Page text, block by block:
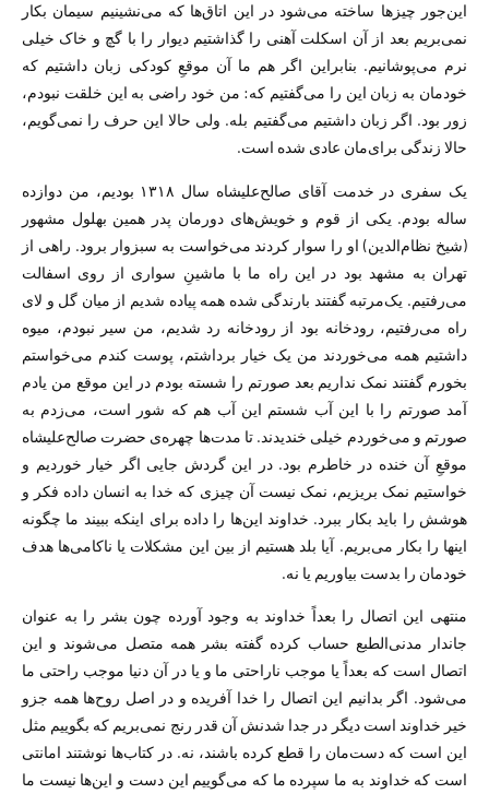
این‌‌جور چیزها ساخته می‌شود در این اتاق‌ها که می‌نشینیم سیمان بکار
نمی‌بریم بعد از آن اسکلت آهنی را گذاشتیم دیوار را با گچ و خاک خیلی
نرم می‌پوشانیم. بنابراین اگر هم ما آن موقعِ کودکی زبان داشتیم که
خودمان به زبان این را می‌گفتیم که: من خود راضی به این خلقت نبودم،
زور بود. اگر زبان داشتیم می‌گفتیم بله. ولی حالا این حرف را نمی‌گویم،
حالا زندگی برای‌مان عادی شده است.
یک سفری در خدمت آقای صالح‌علیشاه سال ۱۳۱۸ بودیم، من دوازده
ساله بودم. یکی از قوم و خویش‌های دورمان پدر همین بهلول مشهور
(شیخ نظام‌الدین) او را سوار کردند می‌خواست به سبزوار برود. راهی از
تهران به مشهد بود در این راه ما با ماشینِ سواری از روی اسفالت
می‌رفتیم. یک‌مرتبه گفتند بارندگی شده همه پیاده شدیم از میان گل و لای
راه می‌رفتیم، رودخانه بود از رودخانه رد شدیم، من سیر نبودم، میوه
داشتیم همه می‌خوردند من یک خیار برداشتم، پوست کندم می‌خواستم
بخورم گفتند نمک نداریم بعد صورتم را شسته بودم در این موقع من یادم
آمد صورتم را با این آب شستم این آب هم که شور است، می‌زدم به
صورتم و می‌خوردم خیلی خندیدند. تا مدت‌ها چهره‌ی حضرت صالح‌علیشاه
موقعِ آن خنده در خاطرم بود. در این گردش جایی اگر خیار خوردیم و
خواستیم نمک بریزیم، نمک نیست آن چیزی که خدا به انسان داده فکر و
هوشش را باید بکار ببرد. خداوند این‌ها را داده برای اینکه ببیند ما چگونه
اینها را بکار می‌بریم. آیا بلد هستیم از بین این مشکلات یا ناکامی‌ها هدف
خودمان را بدست بیاوریم یا نه.
منتهی این اتصال را بعداً خداوند به وجود آورده چون بشر را به عنوان
جاندار مدنی‌الطبع حساب کرده گفته بشر همه متصل می‌شوند و این
اتصال است که بعداً یا موجب ناراحتی ما و یا در آن دنیا موجب راحتی ما
می‌شود. اگر بدانیم این اتصال را خدا آفریده و در اصل روح‌ها همه جزو
خیر خداوند است دیگر در جدا شدنش آن قدر رنج نمی‌بریم که بگوییم مثل
این است که دست‌مان را قطع کرده باشند، نه. در کتاب‌ها نوشتند امانتی
است که خداوند به ما سپرده ما که می‌گوییم این دست و این‌ها نیست ما